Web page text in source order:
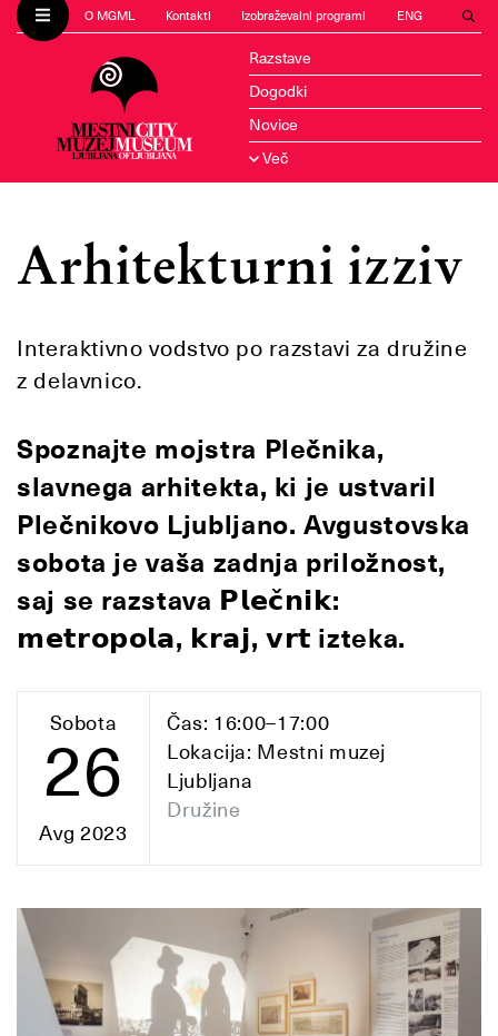
O MGML Kontakti Izobraževalni programi ENG
Razstave
Dogodki
Novice
Več
Arhitekturni izziv
Interaktivno vodstvo po razstavi za družine
z delavnico.
Spoznajte mojstra Plečnika,
slavnega arhitekta, ki je ustvaril
Plečnikovo Ljubljano. Avgustovska
sobota je vaša zadnja priložnost,
saj se razstava 𝗣𝗹𝗲𝗰̌𝗻𝗶𝗸:
𝗺𝗲𝘁𝗿𝗼𝗽𝗼𝗹𝗮, 𝗸𝗿𝗮𝗷, 𝘃𝗿𝘁 izteka.
Sobota
26
Avg 2023
Čas: 16:00–17:00
Lokacija: Mestni muzej
Ljubljana
Družine